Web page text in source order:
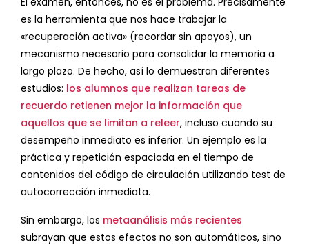
es la herramienta que nos hace trabajar la
«recuperación activa» (recordar sin apoyos), un
mecanismo necesario para consolidar la memoria a
largo plazo. De hecho, así lo demuestran diferentes
estudios: los alumnos que realizan tareas de
recuerdo retienen mejor la información que
aquellos que se limitan a releer, incluso cuando su
desempeño inmediato es inferior. Un ejemplo es la
práctica y repetición espaciada en el tiempo de
contenidos del código de circulación utilizando test de
autocorrección inmediata.
Sin embargo, los metaanálisis más recientes
subrayan que estos efectos no son automáticos, sino